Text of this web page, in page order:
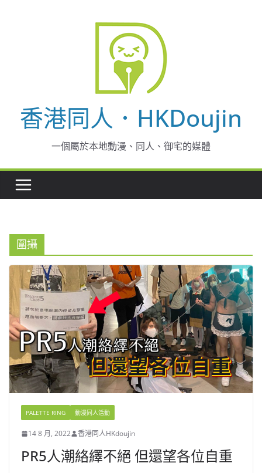
香港同人．HKDoujin
一個屬於本地動漫、同人、御宅的媒體
圍攝
PALETTE RING 動漫同人活動
14 8 月, 2022 香港同人HKdoujin
PR5人潮絡繹不絕 但還望各位自重